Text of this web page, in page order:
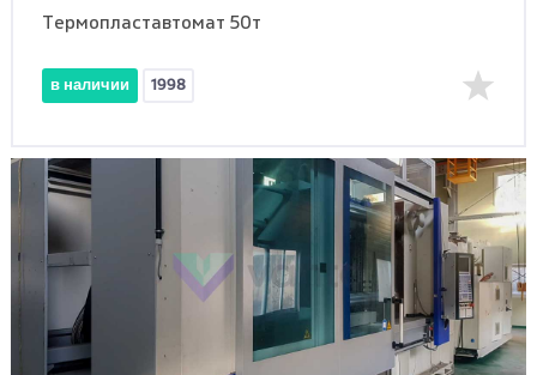
Термопластавтомат 50т
в наличии 1998